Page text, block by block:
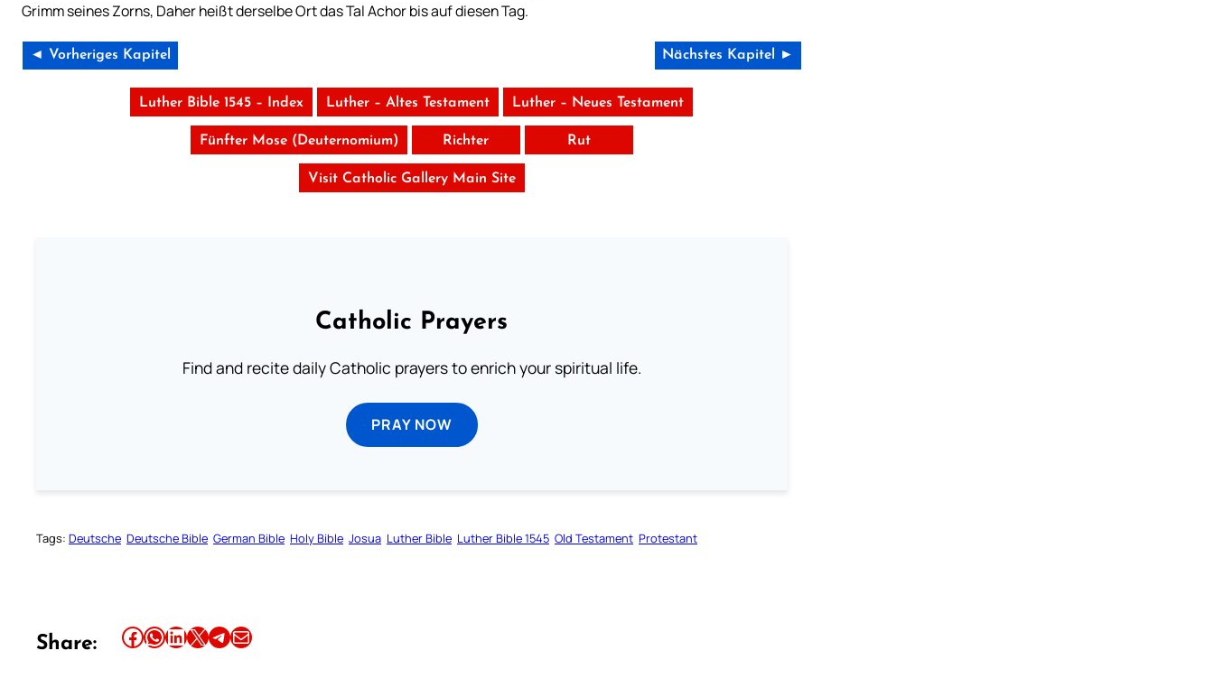
Grimm seines Zorns, Daher heißt derselbe Ort das Tal Achor bis auf diesen Tag.
◄ Vorheriges Kapitel Nächstes Kapitel ►
Luther Bible 1545 – Index Luther – Altes Testament Luther – Neues Testament
Fünfter Mose (Deuternomium) Richter Rut
Visit Catholic Gallery Main Site
Catholic Prayers
Find and recite daily Catholic prayers to enrich your spiritual life.
PRAY NOW
Tags: Deutsche Deutsche Bible German Bible Holy Bible Josua Luther Bible Luther Bible 1545 Old Testament Protestant
Share: Share this article on Facebook Share this article on WhatsApp Share this article on LinkedIn Share this article on X Share this article on TelegramEmail this Article